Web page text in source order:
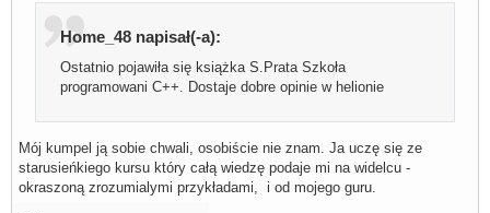
Home_48 napisał(-a):
Ostatnio pojawiła się książka S.Prata Szkoła
programowani C++. Dostaje dobre opinie w helionie
Mój kumpel ją sobie chwali, osobiście nie znam. Ja uczę się ze
starusieńkiego kursu który całą wiedzę podaje mi na widelcu -
okraszoną zrozumialymi przykładami, i od mojego guru.